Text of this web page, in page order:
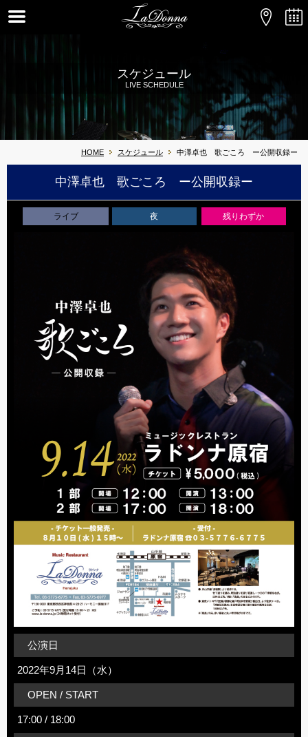
スケジュール
LIVE SCHEDULE
HOME スケジュール 中澤卓也 歌ごころ ー公開収録ー
中澤卓也 歌ごころ ー公開収録ー
ライブ 夜 残りわずか
公演日
2022年9月14日（水）
OPEN / START
17:00 / 18:00